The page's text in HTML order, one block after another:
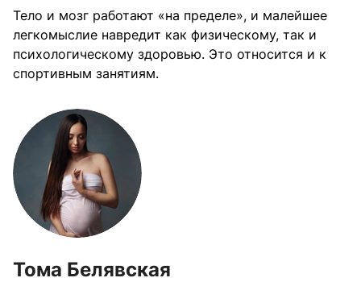
Тело и мозг работают «на пределе», и малейшее
легкомыслие навредит как физическому, так и
психологическому здоровью. Это относится и к
спортивным занятиям.
Тома Белявская